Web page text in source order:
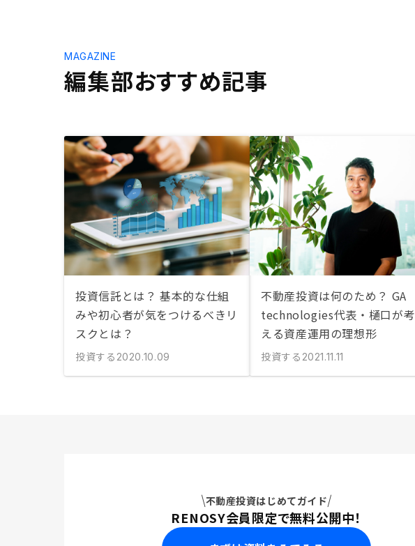
編集部おすすめ記事
MAGAZINE
投資信託とは？ 基本的な仕組
みや初心者が気をつけるべきリ
スクとは？
投資する 2020.10.09
不動産投資は何のため？ GA
technologies代表・樋口が考
える資産運用の理想形
投資する 2021.11.11
不動産投資はじめてガイド
RENOSY会員限定で無料公開中！